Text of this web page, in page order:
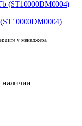
у менеджера
наличии